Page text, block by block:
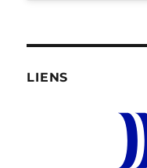
LIENS